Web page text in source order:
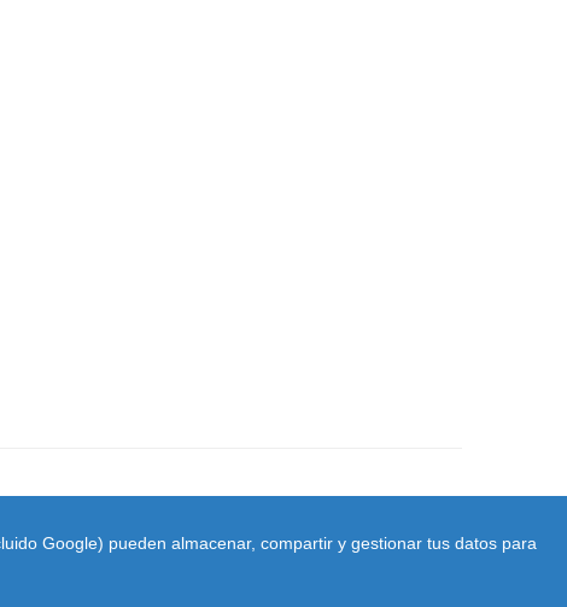
Google) pueden almacenar, compartir y gestionar tus datos para